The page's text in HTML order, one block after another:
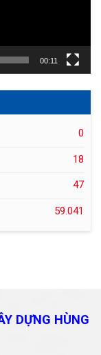
00:11
0
18
47
59.041
DỰNG HÙNG